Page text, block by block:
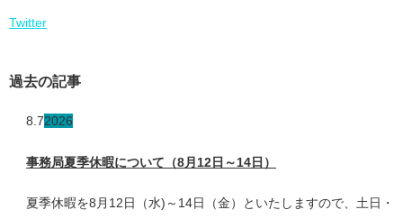
Twitter
過去の記事
8.72026
事務局夏季休暇について（8月12日～14日）
夏季休暇を8月12日（水)～14日（金）といたしますので、土日・